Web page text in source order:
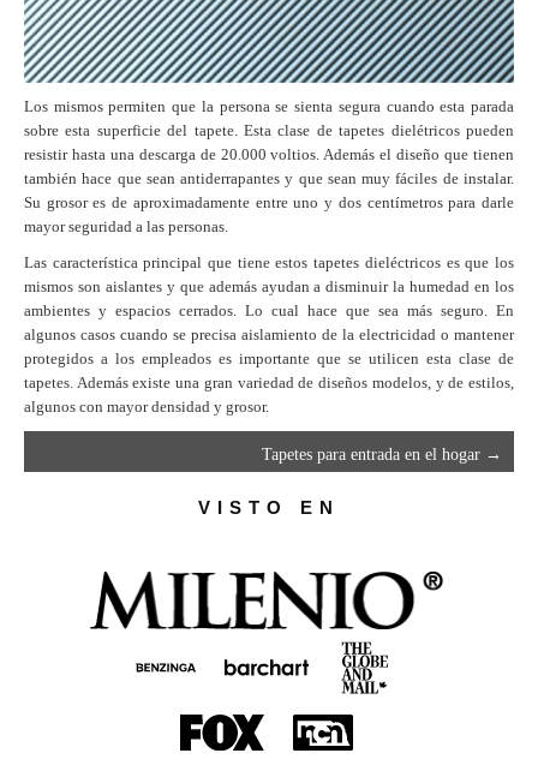
Los mismos permiten que la persona se sienta segura cuando esta parada
sobre esta superficie del tapete. Esta clase de tapetes dielétricos pueden
resistir hasta una descarga de 20.000 voltios. Además el diseño que tienen
también hace que sean antiderrapantes y que sean muy fáciles de instalar.
Su grosor es de aproximadamente entre uno y dos centímetros para darle
mayor seguridad a las personas.
Las característica principal que tiene estos tapetes dieléctricos es que los
mismos son aislantes y que además ayudan a disminuir la humedad en los
ambientes y espacios cerrados. Lo cual hace que sea más seguro. En
algunos casos cuando se precisa aislamiento de la electricidad o mantener
protegidos a los empleados es importante que se utilicen esta clase de
tapetes. Además existe una gran variedad de diseños modelos, y de estilos,
algunos con mayor densidad y grosor.
Tapetes para entrada en el hogar →
VISTO EN